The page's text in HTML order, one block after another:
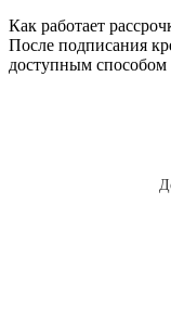
Как работает
После подписания
доступным способом